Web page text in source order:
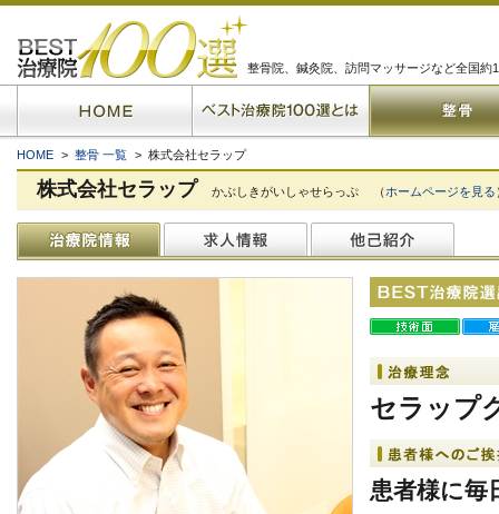
整骨院、鍼灸院、訪問マッサージなど全国約
HOME > 整骨 一覧 > 株式会社セラップ
株式会社セラップ かぶしきがいしゃせらっぷ （ ホームページを見る
セラップ
患者様に毎